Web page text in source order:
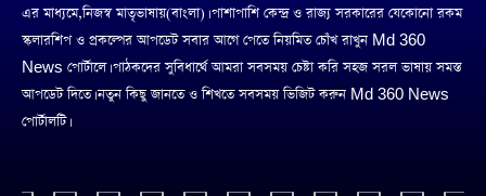
এর মাধ্যমে,নিজস্ব মাতৃভাষায়(বাংলা)। পাশাপাশি কেন্দ্র ও রাজ্য সরকারের যেকোনো রকম
স্কলারশিপ ও প্রকল্পের আপডেট সবার আগে পেতে নিয়মিত চোঁখ রাখুন Md 360
News পোর্টালে। পাঠকদের সুবিধার্থে আমরা সবসময় চেষ্টা করি সহজ সরল ভাষায় সমস্ত
আপডেট দিতে। নতুন কিছু জানতে ও শিখতে সবসময় ভিজিট করুন Md 360 News
পোর্টালটি।